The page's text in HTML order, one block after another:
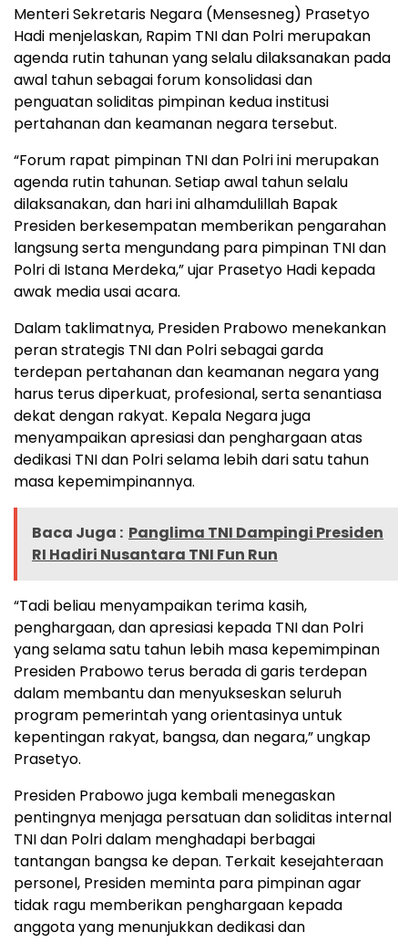
Menteri Sekretaris Negara (Mensesneg) Prasetyo
Hadi menjelaskan, Rapim TNI dan Polri merupakan
agenda rutin tahunan yang selalu dilaksanakan pada
awal tahun sebagai forum konsolidasi dan
penguatan soliditas pimpinan kedua institusi
pertahanan dan keamanan negara tersebut.
“Forum rapat pimpinan TNI dan Polri ini merupakan
agenda rutin tahunan. Setiap awal tahun selalu
dilaksanakan, dan hari ini alhamdulillah Bapak
Presiden berkesempatan memberikan pengarahan
langsung serta mengundang para pimpinan TNI dan
Polri di Istana Merdeka,” ujar Prasetyo Hadi kepada
awak media usai acara.
Dalam taklimatnya, Presiden Prabowo menekankan
peran strategis TNI dan Polri sebagai garda
terdepan pertahanan dan keamanan negara yang
harus terus diperkuat, profesional, serta senantiasa
dekat dengan rakyat. Kepala Negara juga
menyampaikan apresiasi dan penghargaan atas
dedikasi TNI dan Polri selama lebih dari satu tahun
masa kepemimpinannya.
Baca Juga : Panglima TNI Dampingi Presiden
RI Hadiri Nusantara TNI Fun Run
“Tadi beliau menyampaikan terima kasih,
penghargaan, dan apresiasi kepada TNI dan Polri
yang selama satu tahun lebih masa kepemimpinan
Presiden Prabowo terus berada di garis terdepan
dalam membantu dan menyukseskan seluruh
program pemerintah yang orientasinya untuk
kepentingan rakyat, bangsa, dan negara,” ungkap
Prasetyo.
Presiden Prabowo juga kembali menegaskan
pentingnya menjaga persatuan dan soliditas internal
TNI dan Polri dalam menghadapi berbagai
tantangan bangsa ke depan. Terkait kesejahteraan
personel, Presiden meminta para pimpinan agar
tidak ragu memberikan penghargaan kepada
anggota yang menunjukkan dedikasi dan